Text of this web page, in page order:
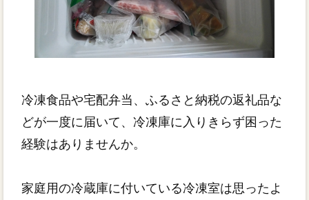
冷凍食品や宅配弁当、ふるさと納税の返礼品な
どが一度に届いて、冷凍庫に入りきらず困った
経験はありませんか。
家庭用の冷蔵庫に付いている冷凍室は思ったよ